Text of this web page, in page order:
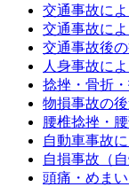
交通事故に
交通事故に
交通事故後
人身事故に
捻挫・骨折
物損事故の
腰椎捻挫・
自動車事故
自損事故（
頭痛・めま